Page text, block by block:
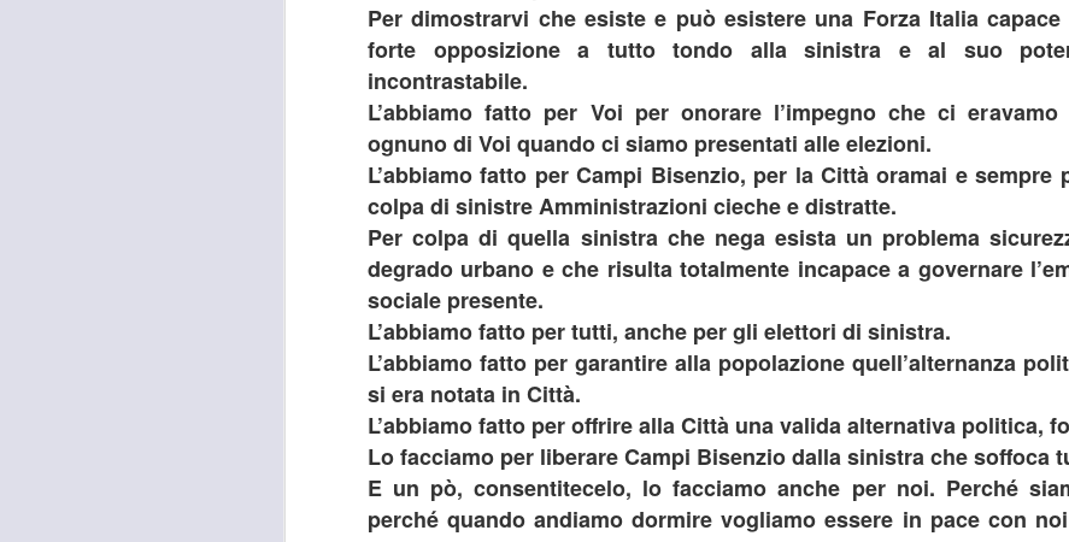
Per dimostrarvi che esiste e può esistere una Forza Italia
forte opposizione a tutto tondo alla sinistra e al suo
incontrastabile.
L’abbiamo fatto per Voi per onorare l’impegno che ci
ognuno di Voi quando ci siamo presentati alle elezioni.
L’abbiamo fatto per Campi Bisenzio, per la Città oramai e
colpa di sinistre Amministrazioni cieche e distratte.
Per colpa di quella sinistra che nega esista un problema
degrado urbano e che risulta totalmente incapace a governare
sociale presente.
L’abbiamo fatto per tutti, anche per gli elettori di sinistra.
L’abbiamo fatto per garantire alla popolazione quell’alternanza
si era notata in Città.
L’abbiamo fatto per offrire alla Città una valida alternativa politica,
Lo facciamo per liberare Campi Bisenzio dalla sinistra che soffoca
E un pò, consentitecelo, lo facciamo anche per noi. Perché
perché quando andiamo dormire vogliamo essere in pace con
società che gestisce la mostra
presentata l’amministrazione
comunale ha provveduto ad
installare, proprio nei giorni scorsi,
presenza del museo Antonio
Manzi, accolto negli splendidi
saloni di villa Rucellai.
di Guardia Medica costringendo i
nostri cittadini a recarsi presso gli
ambulatori presenti a Sesto
DIMOSTRA IL GRAVE DEFICIT
INFRASTRUTTURALE
L’EUROVISION SONG CONTEST.
AUG
26
CHIUSA LA FILIALE BANCARIA DI SAN DONNINO,
GANDOLA, CARUSO E TESI (FI): IL COMUNE NON
HA TUTELATO I RESIDENTI DELLA FRAZIONE.
CHIUSA LA FILIALE BANCARIA DI SAN DONNINO, GANDOLA,
CARUSO E TESI (FI): IL COMUNE NON HA TUTELATO I RESIDENTI
DELLA FRAZIONE.
"Nonostante le 500 firme raccolte dai residenti di San Donnino, la
direzione di Banca Intesa ha tirato dritto e la filiale della Cassa di
Risparmio di via Pistoiese ha chiuso per sempre nei giorni scorsi. Così
si è completato il lento declino della frazione".
AUG
FRANA PANORAMICA COLLI ALTI A MONTE
MORELLO, GANDOLA: I LAVORI, ATTESI DA 8